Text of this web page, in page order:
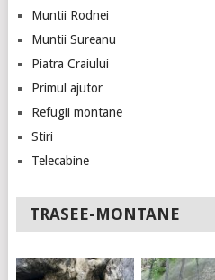
Muntii Rodnei
Muntii Sureanu
Piatra Craiului
Primul ajutor
Refugii montane
Stiri
Telecabine
TRASEE-MONTANE